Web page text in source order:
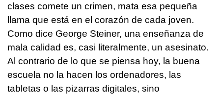
clases comete un crimen, mata esa pequeña
llama que está en el corazón de cada joven.
Como dice George Steiner, una enseñanza de
mala calidad es, casi literalmente, un asesinato.
Al contrario de lo que se piensa hoy, la buena
escuela no la hacen los ordenadores, las
tabletas o las pizarras digitales, sino